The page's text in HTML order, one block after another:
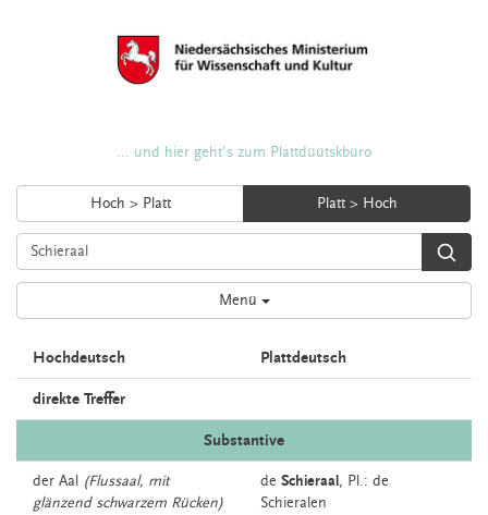
... und hier geht's zum Plattdüütskbüro
Hoch > Platt Platt > Hoch
Menü
Hochdeutsch Plattdeutsch
direkte Treffer
Substantive
der Aal
(Flussaal, mit
glänzend schwarzem Rücken)
de Schieraal , Pl.: de
Schieralen